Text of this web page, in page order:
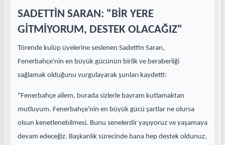
SADETTİN SARAN: "BİR YERE
GİTMİYORUM, DESTEK OLACAĞIZ"
Törende kulüp üyelerine seslenen Sadettin Saran,
Fenerbahçe'nin en büyük gücünün birlik ve beraberliği
sağlamak olduğunu vurgulayarak şunları kaydetti:
"Fenerbahçe ailem, burada sizlerle bayram kutlamaktan
mutluyum. Fenerbahçe'nin en büyük gücü şartlar ne olursa
olsun kenetlenebilmesi. Bunu senelerdir yaşıyoruz ve yaşamaya
devam edeceğiz. Başkanlık sürecinde bana hep destek oldunuz,